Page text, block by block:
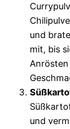
und
mit, bis
und